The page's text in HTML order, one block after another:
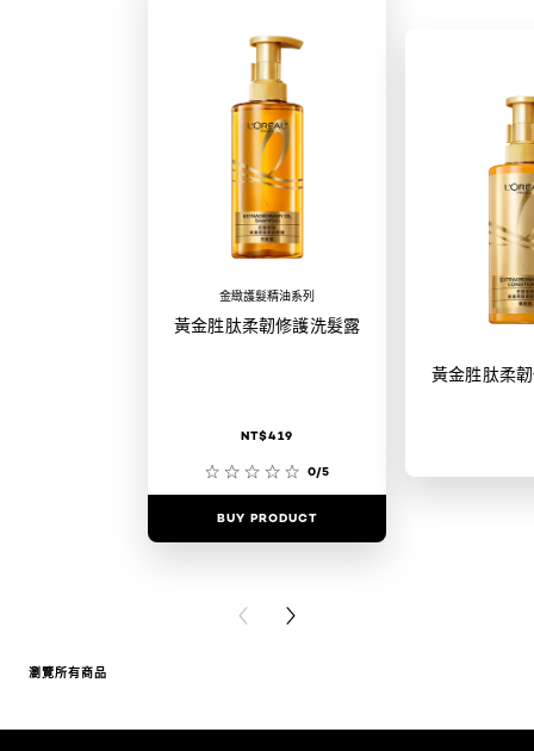
金緻護髮精油系列
黃金胜肽柔韌修護洗髮露
NT$419
0/5
BUY PRODUCT
黃金胜肽柔
PREVIOUS CARD
NEXT CARD
瀏覽所有商品